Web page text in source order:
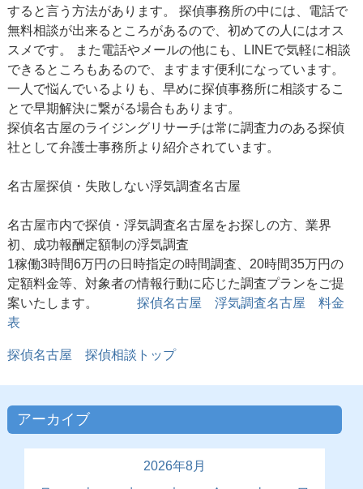
すると言う方法があります。 探偵事務所の中には、電話で
無料相談が出来るところがあるので、初めての人にはオス
スメです。 また電話やメールの他にも、LINEで気軽に相談
できるところもあるので、ますます便利になっています。
一人で悩んでいるよりも、早めに探偵事務所に相談するこ
とで早期解決に繋がる場合もあります。
探偵名古屋のライジングリサーチは常に調査力のある探偵
社として弁護士事務所より紹介されています。
名古屋探偵・失敗しない浮気調査名古屋
名古屋市内で探偵・浮気調査名古屋をお探しの方、業界
初、成功報酬定額制の浮気調査
1稼働3時間6万円の日時指定の時間調査、20時間35万円の
定額料金等、対象者の情報行動に応じた調査プランをご提
案いたします。 探偵名古屋 浮気調査名古屋 料金
表
探偵名古屋 探偵相談トップ
アーカイブ
2026年8月